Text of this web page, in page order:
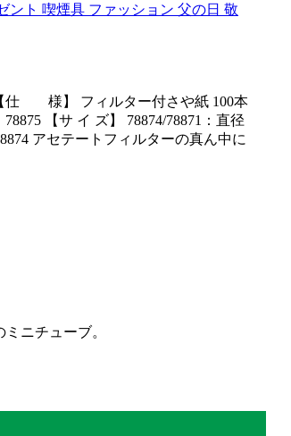
ント 喫煙具 ファッション 父の日 敬
仕 様】 フィルター付さや紙 100本
【サ イ ズ】 78874/78871：直径
アセテートフィルターの真ん中に
ニチューブ。